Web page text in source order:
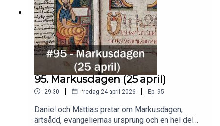
95. Markusdagen (25 april)
29:30 | fredag 24 april 2026 | Ep. 95
Daniel och Mattias pratar om Markusdagen,
ärtsådd, evangeliernas ursprung och en hel del